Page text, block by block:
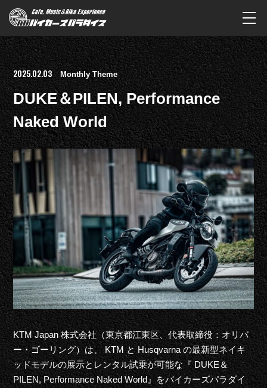
2025.02.03 Monthly Theme
DUKE＆PILEN, Performance
Naked World
KTM Japan 株式会社（東京都江東区、代表取締役：オリバ
ー・ゴーリング）は、 KTM と Husqvarna の最新型ネイキ
ッドモデルの展示とレンタル試乗が可能な『 DUKE＆
PILEN, Performance Naked World』をバイカーズパラダイ